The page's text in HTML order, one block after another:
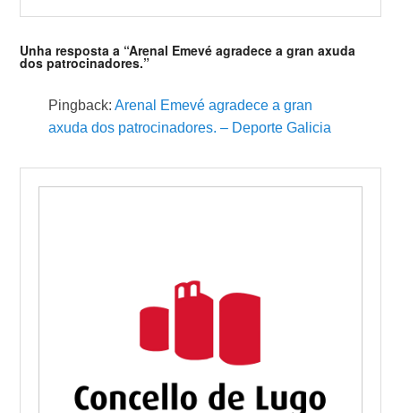
Unha resposta a “Arenal Emevé agradece a gran axuda
dos patrocinadores.”
Pingback:Arenal Emevé agradece a gran
axuda dos patrocinadores. – Deporte Galicia